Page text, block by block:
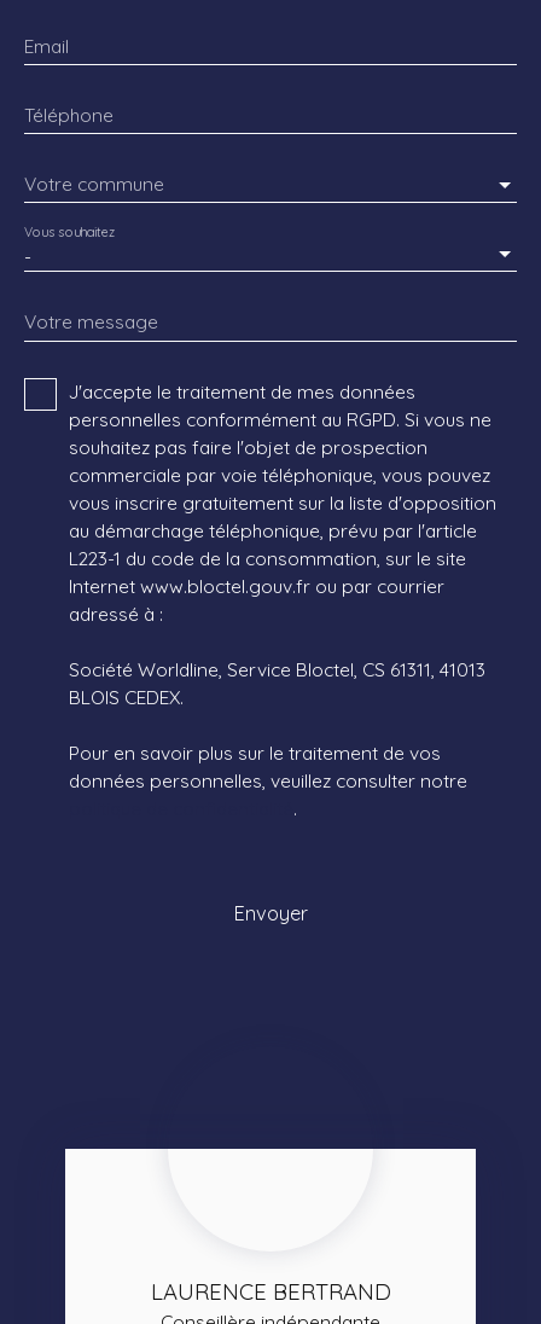
Email
Téléphone
Votre commune
-
Vous souhaitez
Votre message
J'accepte le traitement de mes données
personnelles conformément au RGPD. Si vous ne
souhaitez pas faire l'objet de prospection
commerciale par voie téléphonique, vous pouvez
vous inscrire gratuitement sur la liste d'opposition
au démarchage téléphonique, prévu par l'article
L223-1 du code de la consommation, sur le site
Internet www.bloctel.gouv.fr ou par courrier
adressé à :
Société Worldline, Service Bloctel, CS 61311, 41013
BLOIS CEDEX.
Pour en savoir plus sur le traitement de vos
données personnelles, veuillez consulter notre
.
Envoyer
LAURENCE BERTRAND